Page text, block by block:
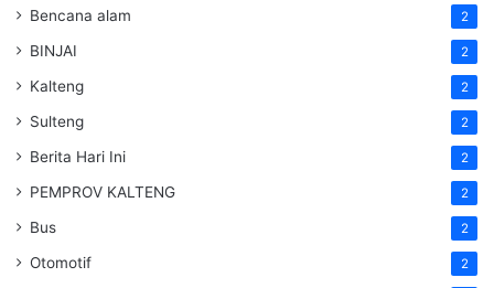
Bencana alam 2
BINJAI 2
Kalteng 2
Sulteng 2
Berita Hari Ini 2
PEMPROV KALTENG 2
Bus 2
Otomotif 2